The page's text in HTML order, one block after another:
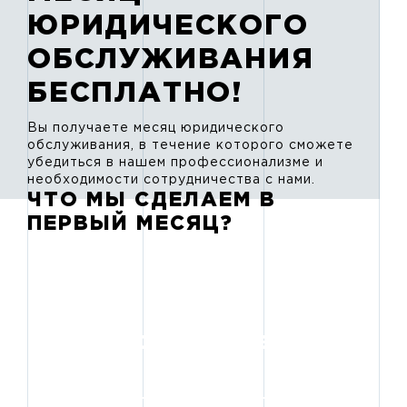
ЮРИДИЧЕСКОГО
ОБСЛУЖИВАНИЯ
БЕСПЛАТНО!
Вы получаете месяц юридического
обслуживания, в течение которого сможете
убедиться в нашем профессионализме и
необходимости сотрудничества с нами.
ЧТО МЫ СДЕЛАЕМ В
ПЕРВЫЙ МЕСЯЦ?
Аудит договоров и